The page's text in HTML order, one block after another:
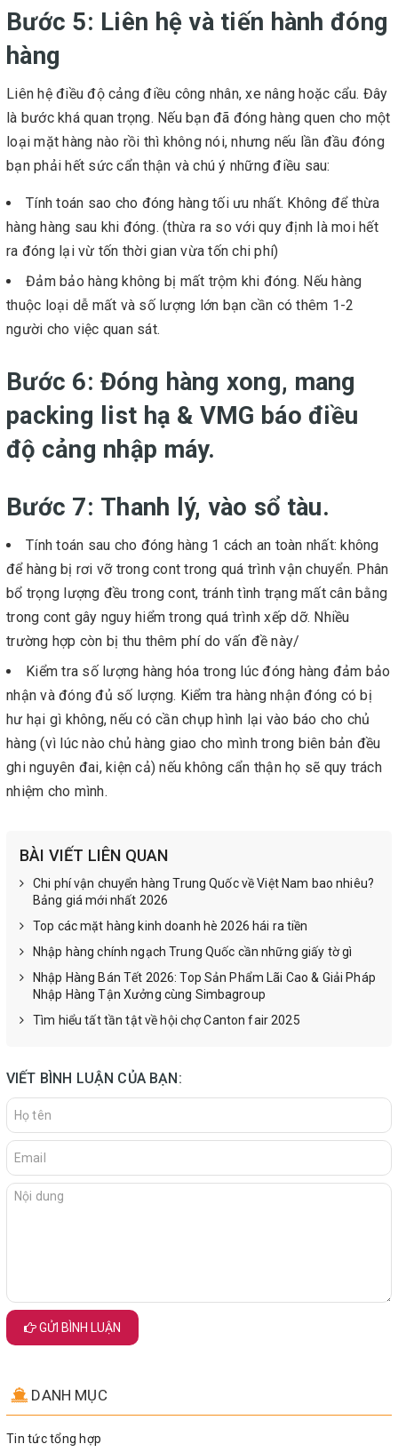
Bước 5: Liên hệ và tiến hành đóng
hàng
Liên hệ điều độ cảng điều công nhân, xe nâng hoặc cẩu. Đây
là bước khá quan trọng. Nếu bạn đã đóng hàng quen cho một
loại mặt hàng nào rồi thì không nói, nhưng nếu lần đầu đóng
bạn phải hết sức cẩn thận và chú ý những điều sau:
Tính toán sao cho đóng hàng tối ưu nhất. Không để thừa
hàng hàng sau khi đóng. (thừa ra so với quy định là moi hết
ra đóng lại vừ tốn thời gian vừa tốn chi phí)
Đảm bảo hàng không bị mất trộm khi đóng. Nếu hàng
thuộc loại dễ mất và số lượng lớn bạn cần có thêm 1-2
người cho việc quan sát.
Bước 6: Đóng hàng xong, mang
packing list hạ & VMG báo điều
độ cảng nhập máy.
Bước 7: Thanh lý, vào sổ tàu.
Tính toán sau cho đóng hàng 1 cách an toàn nhất: không
để hàng bị rơi vỡ trong cont trong quá trình vận chuyển. Phân
bổ trọng lượng đều trong cont, tránh tình trạng mất cân bằng
trong cont gây nguy hiểm trong quá trình xếp dỡ. Nhiều
trường hợp còn bị thu thêm phí do vấn đề này/
Kiểm tra số lượng hàng hóa trong lúc đóng hàng đảm bảo
nhận và đóng đủ số lượng. Kiểm tra hàng nhận đóng có bị
hư hại gì không, nếu có cần chụp hình lại vào báo cho chủ
hàng (vì lúc nào chủ hàng giao cho mình trong biên bản đều
ghi nguyên đai, kiện cả) nếu không cẩn thận họ sẽ quy trách
nhiệm cho mình.
BÀI VIẾT LIÊN QUAN
Chi phí vận chuyển hàng Trung Quốc về Việt Nam bao nhiêu?
Bảng giá mới nhất 2026
Top các mặt hàng kinh doanh hè 2026 hái ra tiền
Nhập hàng chính ngạch Trung Quốc cần những giấy tờ gì
Nhập Hàng Bán Tết 2026: Top Sản Phẩm Lãi Cao & Giải Pháp
Nhập Hàng Tận Xưởng cùng Simbagroup
Tìm hiểu tất tần tật về hội chợ Canton fair 2025
VIẾT BÌNH LUẬN CỦA BẠN:
GỬI BÌNH LUẬN
DANH MỤC
Tin tức tổng hợp